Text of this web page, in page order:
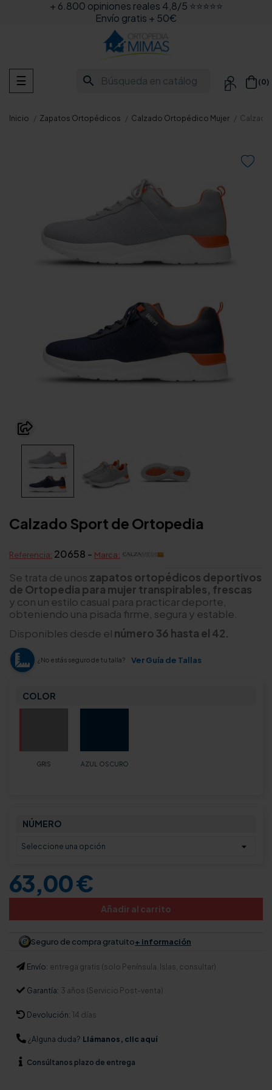
+ 6.800 opiniones reales 4,8/5 ⭐⭐⭐⭐⭐
Envío gratis + 50€
search  (0)
Navegación
de
☰
Inicio Zapatos Ortopédicos Calzado Ortopédico Mujer

Calzado Sport de Ortopedia
Referencia: 20658 - Marca:
Se trata de unos zapatos ortopédicos deportivos
de Ortopedia para mujer transpirables, frescas
y con un estilo casual para practicar deporte,
obteniendo una pisada firme, segura y estable.
Disponibles desde el número 36 hasta el 42.
¿No estás seguro de tu talla? Ver Guía de Tallas
COLOR
GRIS AZUL OSCURO
NÚMERO
63,00 €
Añadir al carrito
Seguro de compra gratuito+ información
Envío: entrega gratis (solo Península. Islas, consultar)
Garantía: 3 años (Servicio Post-venta)
Devolución: 14 días
¿Alguna duda? Llámanos, clic aquí
Consúltanos plazo de entrega